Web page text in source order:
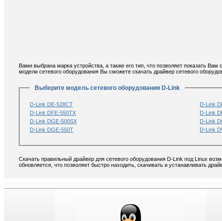
Вами выбрана марка устройства, а также его тип, что позволяет показать
модели сетевого оборудования Вы сможете скачать драйвер сетевого
Выберите модель сетевого оборудования D-Link
D-Link DE-528CT
D-Link
D-Link DFE-550TX
D-Link
D-Link DGE-500SX
D-Link
D-Link DGE-550T
D-Link
Скачать правильный драйвер для сетевого оборудования D-Link под Linux
обновляется, что позволяет быстро находить, скачивать и устанавливать